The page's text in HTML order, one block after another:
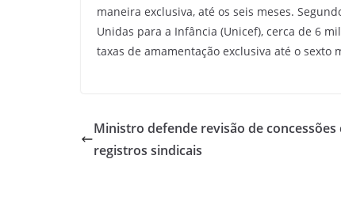
maneira exclusiva, até os seis meses.
Unidas para a Infância (Unicef), cerca de 6
taxas de amamentação exclusiva até o sexto
Ministro defende revisão de concessões
registros sindicais